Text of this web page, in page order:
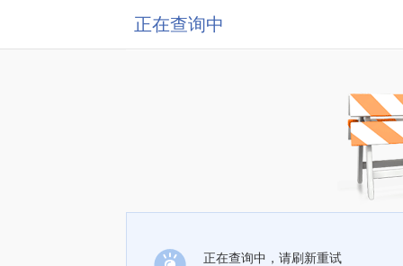
正在查询中
正在查询中，请刷新重试